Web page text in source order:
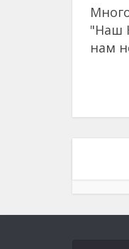
"Наш
нам